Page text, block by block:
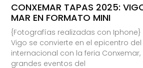
CONXEMAR TAPAS 2025:
MAR EN FORMATO MINI
{Fotografías realizadas con
Vigo se convierte en el epicentro
internacional con la feria
grandes eventos del